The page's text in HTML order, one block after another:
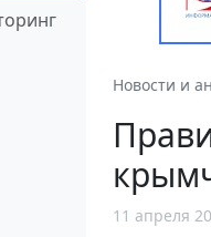
Новости и
11 апреля